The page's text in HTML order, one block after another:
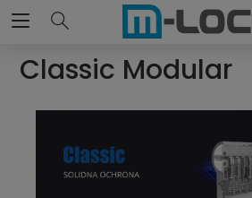
Classic Modular